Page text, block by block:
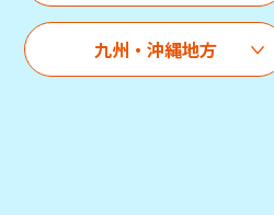
九州・沖縄地方